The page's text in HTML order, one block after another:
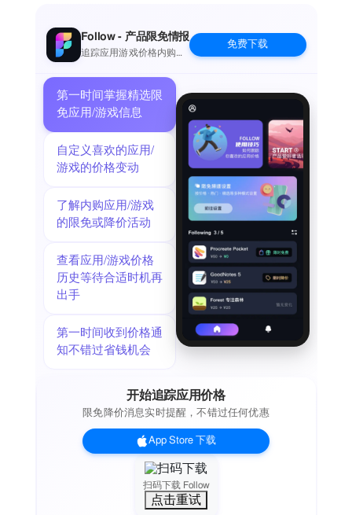
覆盖1-6年级常用汉字，按年级、单元、课文组织，与语文教
材完美同步
- 写字表：要求会写的汉字
- 词语、拼音、例句完整展示
艾宾浩斯遗忘曲线
- 8个复习时机：5分钟、30分钟、12小时、1天、2天、4天、7
天、15天
- 每日一练，系统自动安排复习内容
- 多轮次练习，巩固学习成果
PDF练习生成
- 字词句练习本：汉字+拼音+词语+例句
- 笔顺描红：每笔独立展示，适合临摹
- 练习字帖：田字格、米字格自定义
错题本
自动记录错误，针对性复习
【学习模式】
随意选择汉字练习，灵活自由
- 从教材、标准字表、古典文学添加
Follow - 产品限免情报
追踪应用游戏价格内购波
免费下载
第一时间掌握精选限
免应用/游戏信息
自定义喜欢的应用/
游戏的价格变动
了解内购应用/游戏
的限免或降价活动
查看应用/游戏价格
历史等待合适时机再
出手
第一时间收到价格通
知不错过省钱机会
扫码下载 Follow
点击重试
开始追踪应用价格
限免降价消息实时提醒，不错过任何优惠
App Store 下载